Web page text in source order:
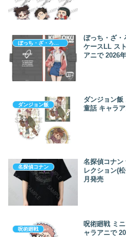
ぼっち・ざ・
ケースLL ス
アニで 2026
ダンジョン飯
ダンジョン飯
童話 キャラ
名探偵コナン
名探偵コナン
レクション(
月発売
呪術廻戦
呪術廻戦 ミ
ャラアニで